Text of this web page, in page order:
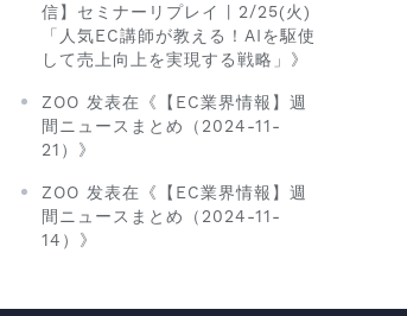
信】セミナーリプレイ | 2/25(火)
「人気EC講師が教える！AIを駆使
して売上向上を実現する戦略」》
ZOO 发表在《【EC業界情報】週
間ニュースまとめ（2024-11-
21）》
ZOO 发表在《【EC業界情報】週
間ニュースまとめ（2024-11-
14）》